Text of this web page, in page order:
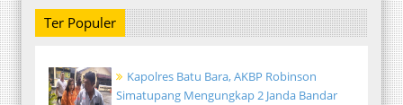
Ter Populer
Kapolres Batu Bara, AKBP Robinson
Simatupang Mengungkap 2 Janda Bandar